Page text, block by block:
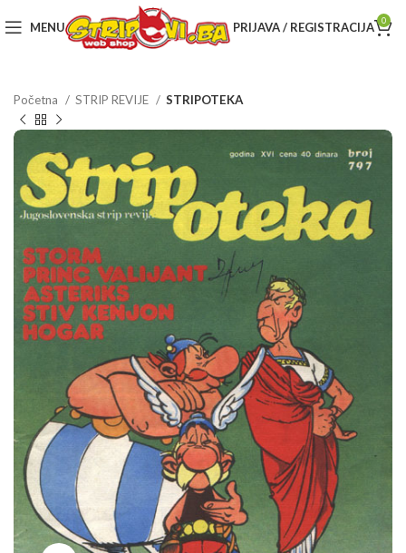
MENU PRIJAVA / REGISTRACIJA 0
Početna STRIP REVIJE STRIPOTEKA